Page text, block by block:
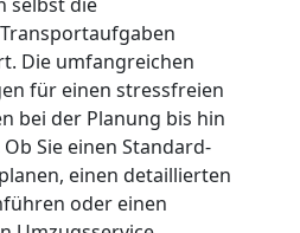
Die umfangreichen
für einen stressfreien
bei der Planung bis hin
Sie einen Standard-
einen detaillierten
oder einen